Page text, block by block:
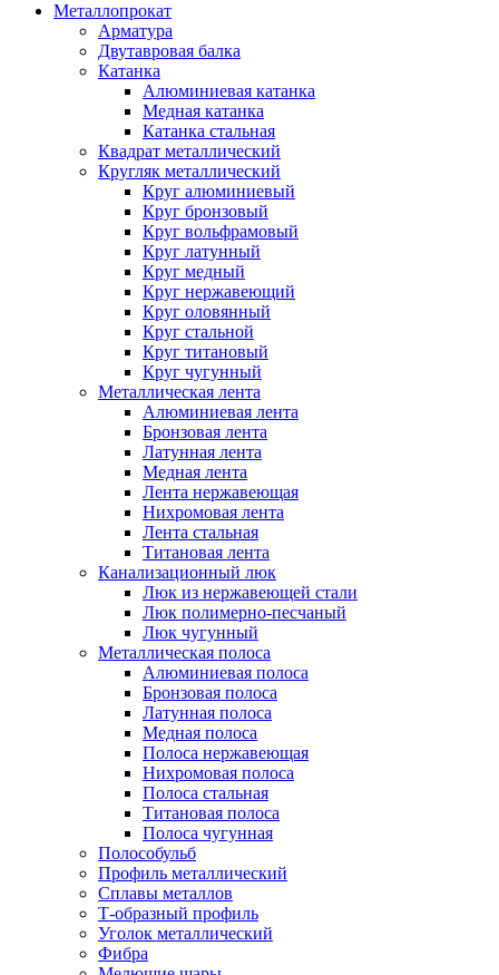
Металлопрокат
Арматура
Двутавровая балка
Катанка
Алюминиевая катанка
Медная катанка
Катанка стальная
Квадрат металлический
Кругляк металлический
Круг алюминиевый
Круг бронзовый
Круг вольфрамовый
Круг латунный
Круг медный
Круг нержавеющий
Круг оловянный
Круг стальной
Круг титановый
Круг чугунный
Металлическая лента
Алюминиевая лента
Бронзовая лента
Латунная лента
Медная лента
Лента нержавеющая
Нихромовая лента
Лента стальная
Титановая лента
Канализационный люк
Люк из нержавеющей стали
Люк полимерно-песчаный
Люк чугунный
Металлическая полоса
Алюминиевая полоса
Бронзовая полоса
Латунная полоса
Медная полоса
Полоса нержавеющая
Нихромовая полоса
Полоса стальная
Титановая полоса
Полоса чугунная
Полособульб
Профиль металлический
Сплавы металлов
Т-образный профиль
Уголок металлический
Фибра